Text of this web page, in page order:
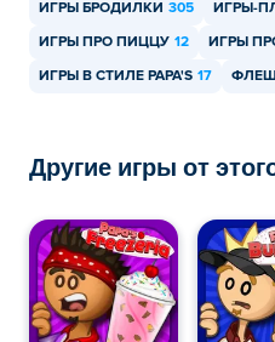
ИГРЫ БРОДИЛКИ 305 ИГРЫ-
ИГРЫ ПРО ПИЦЦУ 12 ИГРЫ
ИГРЫ В СТИЛЕ PAPA'S 17
Другие игры от